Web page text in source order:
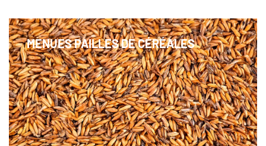
MENUES PAILLES DE CÉRÉALES